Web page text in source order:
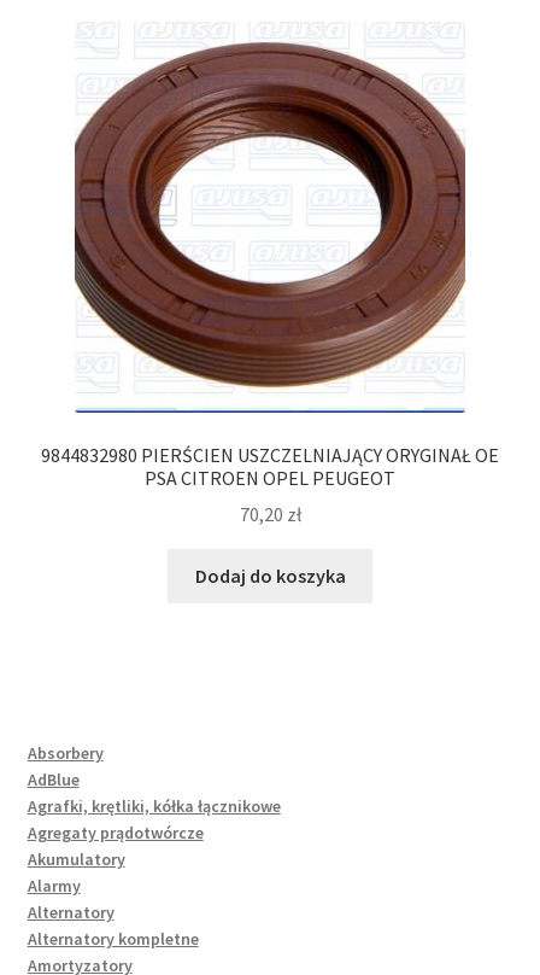
9844832980 PIERŚCIEN USZCZELNIAJĄCY ORYGINAŁ OE
PSA CITROEN OPEL PEUGEOT
70,20 zł
Dodaj do koszyka
Absorbery
AdBlue
Agrafki, krętliki, kółka łącznikowe
Agregaty prądotwórcze
Akumulatory
Alarmy
Alternatory
Alternatory kompletne
Amortyzatory